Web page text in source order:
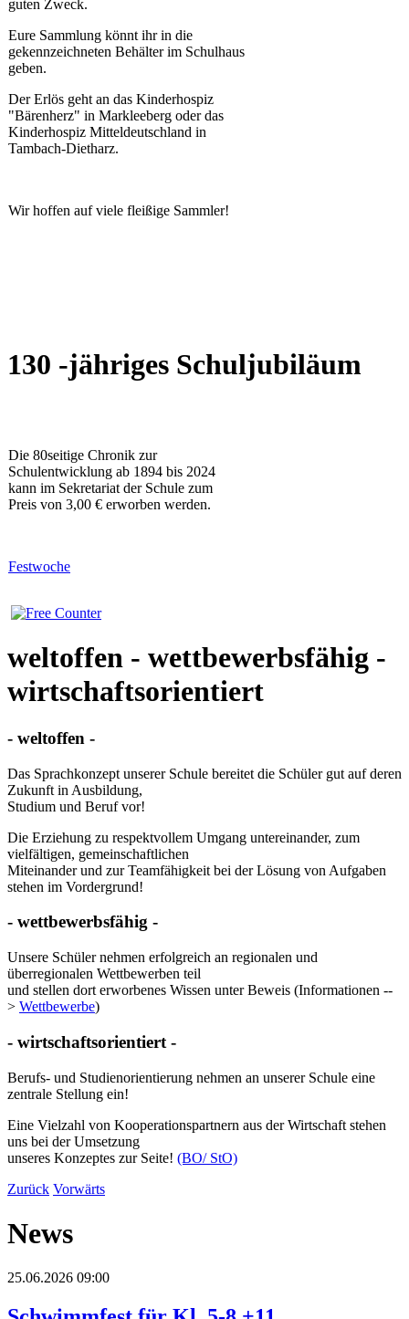
guten Zweck.
Eure Sammlung könnt ihr in die
gekennzeichneten Behälter im Schulhaus
geben.
Der Erlös geht an das Kinderhospiz
"Bärenherz" in Markleeberg oder das
Kinderhospiz Mitteldeutschland in
Tambach-Dietharz.
Wir hoffen auf viele fleißige Sammler!
130 -jähriges Schuljubiläum
Die 80seitige Chronik zur
Schulentwicklung ab 1894 bis 2024
kann im Sekretariat der Schule zum
Preis von 3,00 € erworben werden.
Festwoche
weltoffen - wettbewerbsfähig -
wirtschaftsorientiert
- weltoffen -
Das Sprachkonzept unserer Schule bereitet die Schüler gut auf deren
Zukunft in Ausbildung,
Studium und Beruf vor!
Die Erziehung zu respektvollem Umgang untereinander, zum
vielfältigen, gemeinschaftlichen
Miteinander und zur Teamfähigkeit bei der Lösung von Aufgaben
stehen im Vordergrund!
- wettbewerbsfähig -
Unsere Schüler nehmen erfolgreich an regionalen und
überregionalen Wettbewerben teil
und stellen dort erworbenes Wissen unter Beweis (Informationen --
> Wettbewerbe)
- wirtschaftsorientiert -
Berufs- und Studienorientierung nehmen an unserer Schule eine
zentrale Stellung ein!
Eine Vielzahl von Kooperationspartnern aus der Wirtschaft stehen
uns bei der Umsetzung
unseres Konzeptes zur Seite! (BO/ StO)
Zurück Vorwärts
News
25.06.2026 09:00